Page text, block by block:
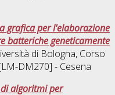
grafica per l'elaborazione
batteriche geneticamente
di Bologna, Corso
DM270] - Cesena
algoritmi per